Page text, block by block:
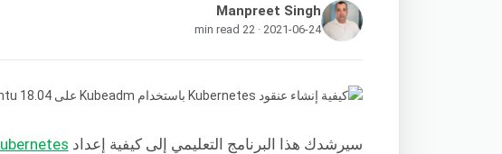
Manpreet Singh
2021-06-24 · 22 min read
سيرشدك هذا البرنامج التعليمي إلى كيفية إعداد